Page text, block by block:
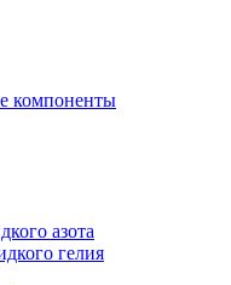
компоненты
азота
гелия